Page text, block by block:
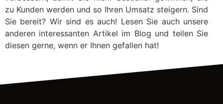
zu Kunden werden und so Ihren Umsatz steigern. Sind
Sie bereit? Wir sind es auch! Lesen Sie auch unsere
anderen interessanten Artikel im Blog und teilen Sie
diesen gerne, wenn er Ihnen gefallen hat!